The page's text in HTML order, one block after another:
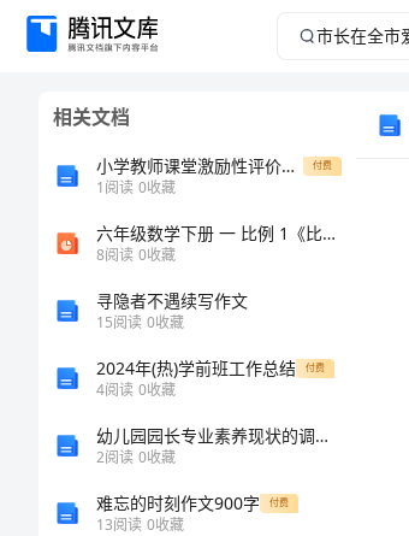
市
相关文档
小学教师课堂激励性评价语言集锦 付费
1阅读 0收藏
六年级数学下册 一 比例 1《比例的意义与基本性质》课件2 浙教版
8阅读 0收藏
寻隐者不遇续写作文
15阅读 0收藏
2024年(热)学前班工作总结 付费
4阅读 0收藏
幼儿园园长专业素养现状的调查研究——以湖南省为例的任务书
2阅读 0收藏
难忘的时刻作文900字 付费
13阅读 0收藏